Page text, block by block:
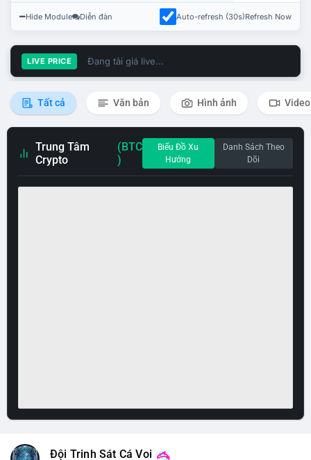
Hide Module Diễn đàn Auto-refresh (30s)Refresh Now
LIVE PRICE Đang tải giá live...
Tất cả Văn bản Hình ảnh Video
Trung Tâm
Crypto
(BTC
)
Biểu Đồ Xu
Hướng
Danh Sách Theo
Dõi
Đội Trinh Sát Cá Voi